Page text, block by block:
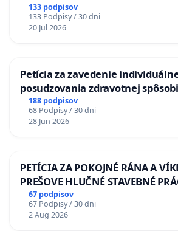
133 podpisov
133 Podpisy / 30 dni
20 Jul 2026
Petícia za zavedenie
posudzovania zdravotnej
diabetom 1. a 2. typu pri prijímaní
Policajného zboru SR
188 podpisov
68 Podpisy / 30 dni
28 Jun 2026
PETÍCIA ZA POKOJNÉ RÁNA A
PREŠOVE HLUČNÉ STAVEBNÉ
LEN OD 9.00 DO 13.00 HOD., CEZ
TÝŽDEŇ CIEĽ 8.00 – 18.00 HOD. A
KONTROLA STAVBY C-AREA NA
67 podpisov
67 Podpisy / 30 dni
2 Aug 2026